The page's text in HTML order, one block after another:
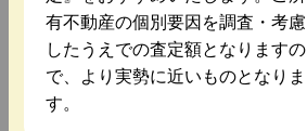
有不動産の個別要因を調査・考慮
したうえでの査定額となりますの
で、より実勢に近いものとなりま
す。